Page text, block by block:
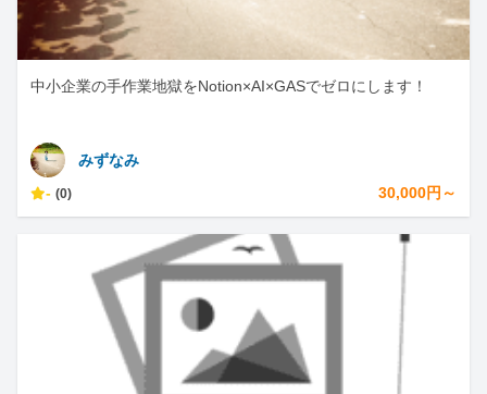
中小企業の手作業地獄をNotion×AI×GASでゼロにします！
みずなみ
- (0) 30,000円～